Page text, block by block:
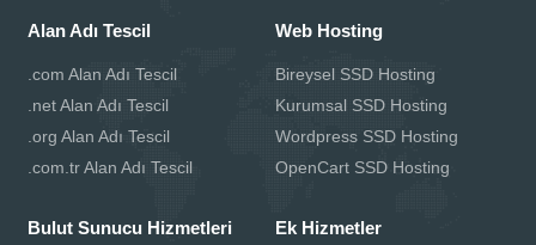
Alan Adı Tescil
.com Alan Adı Tescil
.net Alan Adı Tescil
.org Alan Adı Tescil
.com.tr Alan Adı Tescil
Web Hosting
Bireysel SSD Hosting
Kurumsal SSD Hosting
Wordpress SSD Hosting
OpenCart SSD Hosting
Bulut Sunucu Hizmetleri Ek Hizmetler